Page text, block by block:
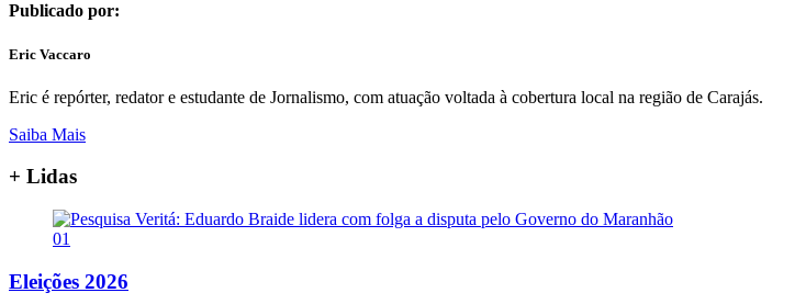
Publicado por:
Eric Vaccaro
Eric é repórter, redator e estudante de Jornalismo, com atuação voltada à cobertura local na região de Carajás.
Saiba Mais
+ Lidas
01
Eleições 2026